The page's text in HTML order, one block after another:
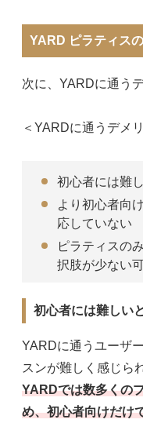
YARD ピラティス
次に、YARDに通う
＜YARDに通うデメ
初心者には難
より初心者向
応していない
ピラティスの
択肢が少ない
初心者には難しい
YARDに通うユーザ
スンが難しく感じら
YARDでは数多くの
め、初心者向けだけ